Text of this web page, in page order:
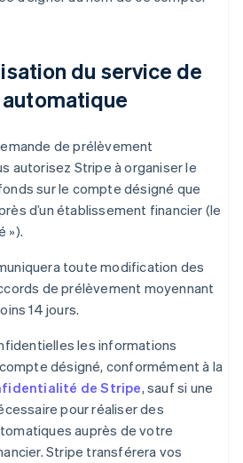
du service de
de prélèvement
autorisez Stripe à organiser le
sur le compte désigné que
d’un établissement financier (le
»).
toute modification des
de prélèvement moyennant
14 jours.
les informations
désigné, conformément à la
de Stripe, sauf si une
pour réaliser des
auprès de votre
Stripe transférera vos